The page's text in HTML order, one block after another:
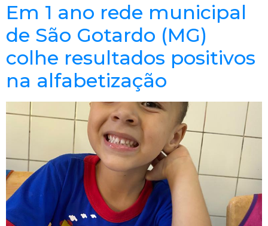
Em 1 ano rede municipal
de São Gotardo (MG)
colhe resultados positivos
na alfabetização